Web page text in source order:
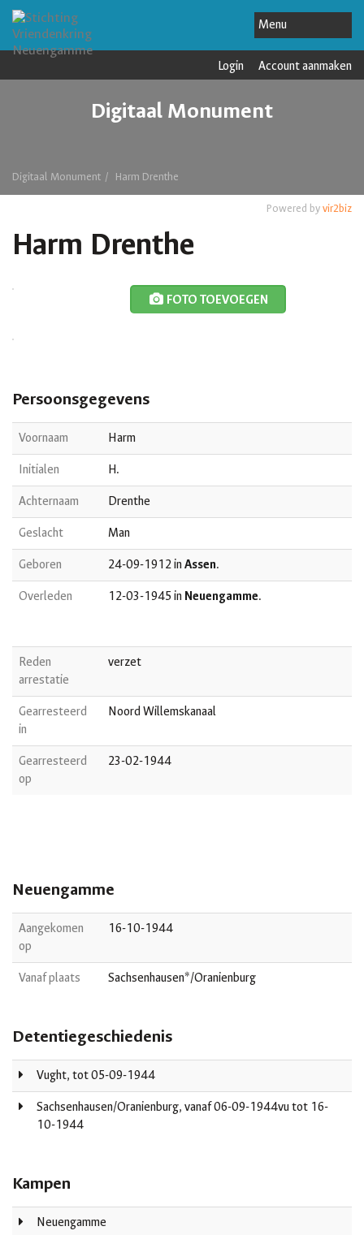
Login Account aanmaken
Digitaal Monument
Digitaal Monument Harm Drenthe
Harm Drenthe
Powered byvir2biz
FOTO TOEVOEGEN
Persoonsgegevens
Voornaam Harm
Initialen H.
Achternaam Drenthe
Geslacht Man
Geboren 24-09-1912 in Assen.
Overleden 12-03-1945 in Neuengamme.
Reden
arrestatie
verzet
Gearresteerd
in
Noord Willemskanaal
Gearresteerd
op
23-02-1944
Neuengamme
Aangekomen
op
16-10-1944
Vanaf plaats Sachsenhausen*/Oranienburg
Detentiegeschiedenis
Vught, tot 05-09-1944
Sachsenhausen/Oranienburg, vanaf 06-09-1944vu tot 16-
10-1944
Kampen
Neuengamme